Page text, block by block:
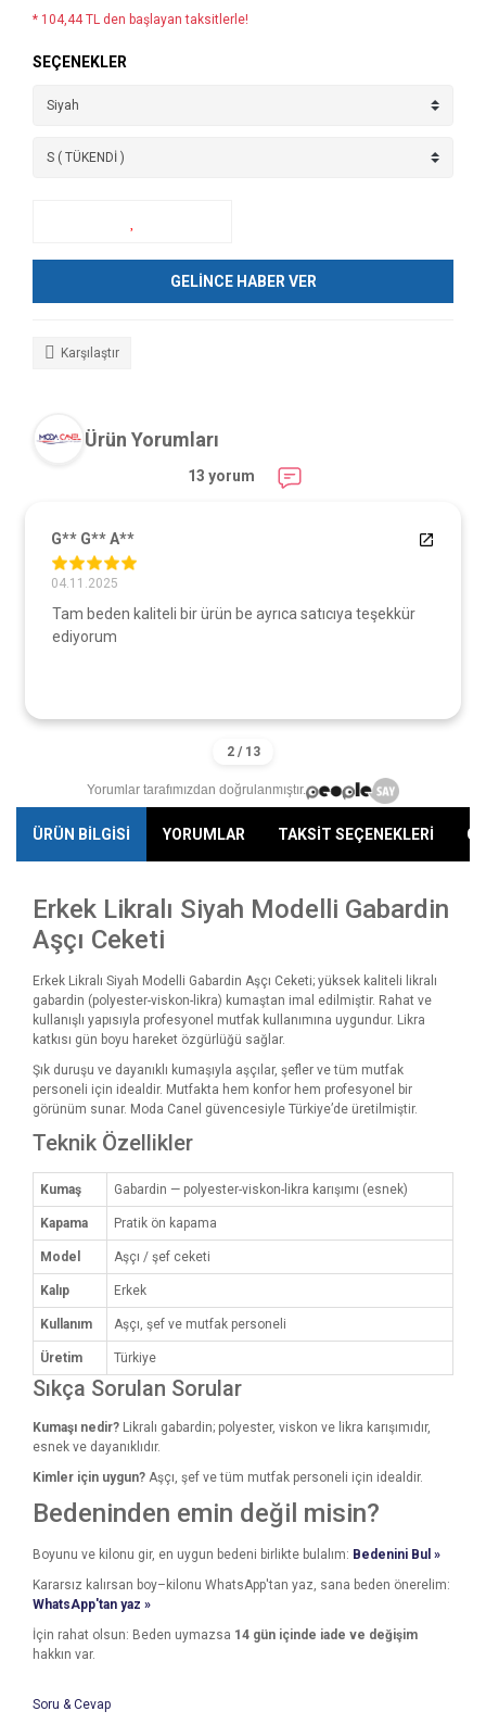
* 104,44 TL den başlayan taksitlerle!
SEÇENEKLER
GELİNCE HABER VER
Karşılaştır
Ürün Yorumları
13 yorum
G** G** A**
04.11.2025
Tam beden kaliteli bir ürün be ayrıca satıcıya teşekkür
ediyorum
Yorumlar tarafımızdan doğrulanmıştır.
ÜRÜN BİLGİSİ YORUMLAR TAKSİT SEÇENEKLERİ
Erkek Likralı Siyah Modelli Gabardin
Aşçı Ceketi
Erkek Likralı Siyah Modelli Gabardin Aşçı Ceketi; yüksek kaliteli likralı
gabardin (polyester-viskon-likra) kumaştan imal edilmiştir. Rahat ve
kullanışlı yapısıyla profesyonel mutfak kullanımına uygundur. Likra
katkısı gün boyu hareket özgürlüğü sağlar.
Şık duruşu ve dayanıklı kumaşıyla aşçılar, şefler ve tüm mutfak
personeli için idealdir. Mutfakta hem konfor hem profesyonel bir
görünüm sunar. Moda Canel güvencesiyle Türkiye’de üretilmiştir.
Teknik Özellikler
Kumaş Gabardin — polyester-viskon-likra karışımı (esnek)
Kapama Pratik ön kapama
Model Aşçı / şef ceketi
Kalıp Erkek
Kullanım Aşçı, şef ve mutfak personeli
Üretim Türkiye
Sıkça Sorulan Sorular
Kumaşı nedir? Likralı gabardin; polyester, viskon ve likra karışımıdır,
esnek ve dayanıklıdır.
Kimler için uygun? Aşçı, şef ve tüm mutfak personeli için idealdir.
Bedeninden emin değil misin?
Boyunu ve kilonu gir, en uygun bedeni birlikte bulalım: Bedenini Bul »
Kararsız kalırsan boy–kilonu WhatsApp'tan yaz, sana beden önerelim:
WhatsApp'tan yaz »
İçin rahat olsun: Beden uymazsa 14 gün içinde iade ve değişim
hakkın var.
Soru & Cevap